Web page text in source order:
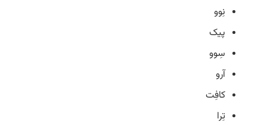
نِوو
پیک
سِوو
آرو
کافِت
تِرا